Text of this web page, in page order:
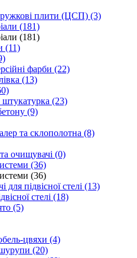
плити (ЦСП) (3)
(181)
(181)
(11)
фарби (22)
(13)
штукатурка (23)
(9)
та склополотна (8)
очищувачі (0)
(36)
(36)
для підвісної стелі (13)
стелі (18)
(5)
цвяхи (4)
(20)